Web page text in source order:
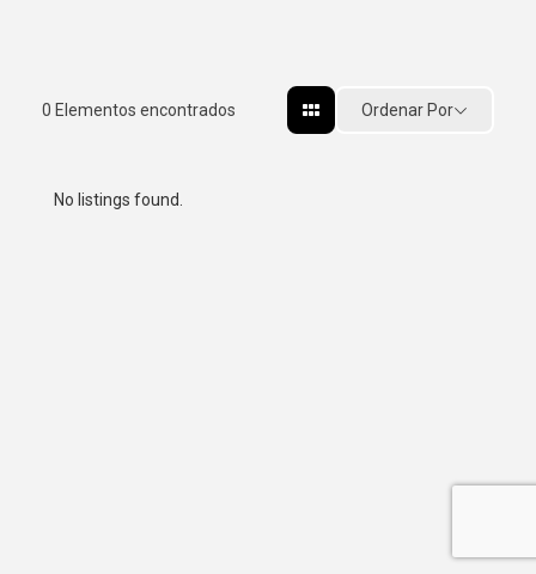
0 Elementos encontrados Ordenar Por
No listings found.